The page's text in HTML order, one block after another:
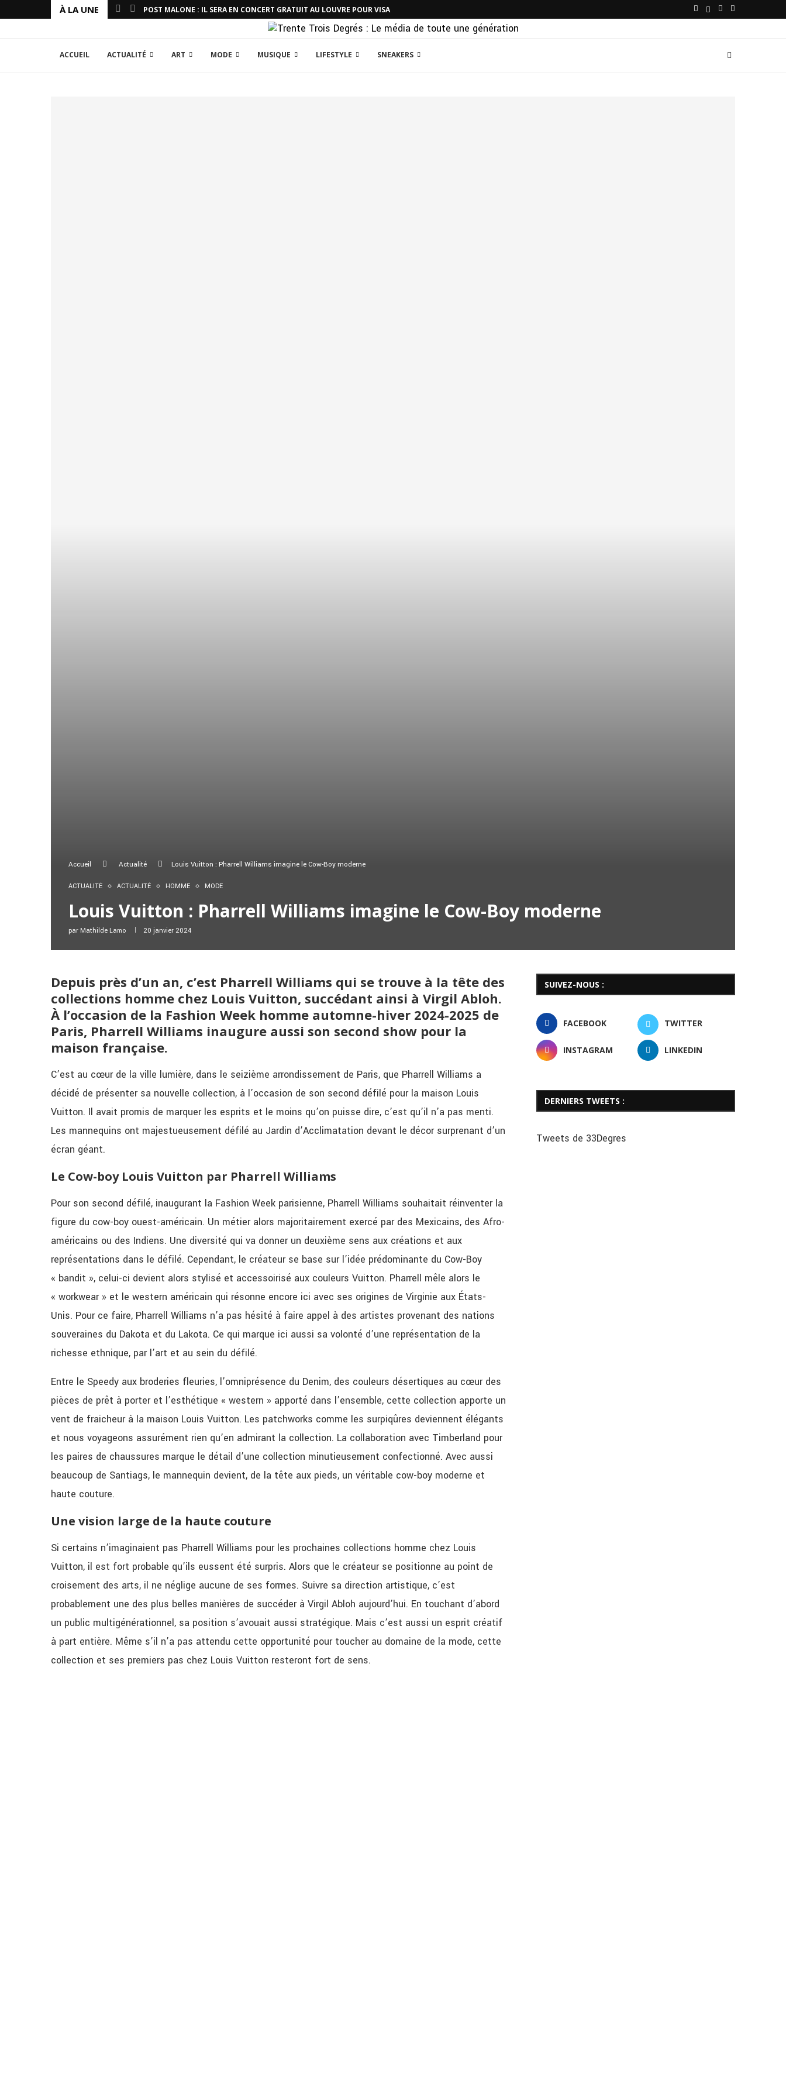
À LA UNE POST MALONE : IL SERA EN CONCERT GRATUIT AU LOUVRE POUR VISA
ACCUEIL ACTUALITÉ ART MODE MUSIQUE LIFESTYLE SNEAKERS
Accueil Actualité Louis Vuitton : Pharrell Williams imagine le Cow-Boy moderne
ACTUALITÉ ACTUALITÉ HOMME MODE
Louis Vuitton : Pharrell Williams imagine le Cow-Boy moderne
par Mathilde Lamo 20 janvier 2024
Depuis près d’un an, c’est Pharrell Williams qui se trouve à la tête des
collections homme chez Louis Vuitton, succédant ainsi à Virgil Abloh.
À l’occasion de la Fashion Week homme automne-hiver 2024-2025 de
Paris, Pharrell Williams inaugure aussi son second show pour la
maison française.
C’est au cœur de la ville lumière, dans le seizième arrondissement de Paris, que Pharrell Williams a
décidé de présenter sa nouvelle collection, à l’occasion de son second défilé pour la maison Louis
Vuitton. Il avait promis de marquer les esprits et le moins qu’on puisse dire, c’est qu’il n’a pas menti.
Les mannequins ont majestueusement défilé au Jardin d’Acclimatation devant le décor surprenant d’un
écran géant.
Le Cow-boy Louis Vuitton par Pharrell Williams
Pour son second défilé, inaugurant la Fashion Week parisienne, Pharrell Williams souhaitait réinventer la
figure du cow-boy ouest-américain. Un métier alors majoritairement exercé par des Mexicains, des Afro-
américains ou des Indiens. Une diversité qui va donner un deuxième sens aux créations et aux
représentations dans le défilé. Cependant, le créateur se base sur l’idée prédominante du Cow-Boy
« bandit », celui-ci devient alors stylisé et accessoirisé aux couleurs Vuitton. Pharrell mêle alors le
« workwear » et le western américain qui résonne encore ici avec ses origines de Virginie aux États-
Unis. Pour ce faire, Pharrell Williams n’a pas hésité à faire appel à des artistes provenant des nations
souveraines du Dakota et du Lakota. Ce qui marque ici aussi sa volonté d’une représentation de la
richesse ethnique, par l’art et au sein du défilé.
Entre le Speedy aux broderies fleuries, l’omniprésence du Denim, des couleurs désertiques au cœur des
pièces de prêt à porter et l’esthétique « western » apporté dans l’ensemble, cette collection apporte un
vent de fraicheur à la maison Louis Vuitton. Les patchworks comme les surpiqûres deviennent élégants
et nous voyageons assurément rien qu’en admirant la collection. La collaboration avec Timberland pour
les paires de chaussures marque le détail d’une collection minutieusement confectionné. Avec aussi
beaucoup de Santiags, le mannequin devient, de la tête aux pieds, un véritable cow-boy moderne et
haute couture.
Une vision large de la haute couture
Si certains n’imaginaient pas Pharrell Williams pour les prochaines collections homme chez Louis
Vuitton, il est fort probable qu’ils eussent été surpris. Alors que le créateur se positionne au point de
croisement des arts, il ne néglige aucune de ses formes. Suivre sa direction artistique, c’est
probablement une des plus belles manières de succéder à Virgil Abloh aujourd’hui. En touchant d’abord
un public multigénérationnel, sa position s’avouait aussi stratégique. Mais c’est aussi un esprit créatif
à part entière. Même s’il n’a pas attendu cette opportunité pour toucher au domaine de la mode, cette
collection et ses premiers pas chez Louis Vuitton resteront fort de sens.
SUIVEZ-NOUS :
FACEBOOK TWITTER
INSTAGRAM LINKEDIN
DERNIERS TWEETS :
Tweets de 33Degres